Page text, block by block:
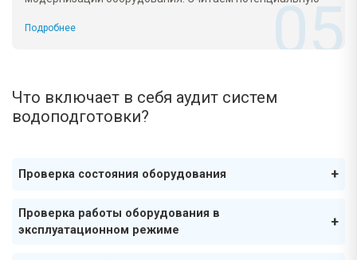
Подробнее
Что включает в себя аудит систем
водоподготовки?
Проверка состояния оборудования
Проверка работы оборудования в
эксплуатационном режиме